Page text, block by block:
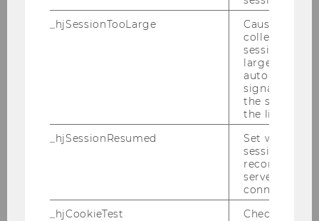
Vorständinnen/Department-​Vorstände wer­den
an­stel­le der bis­he­ri­gen Vor­stän­din­nen/Vor­stän­
de und Stell­ver­tre­ter/innen der je­wei­li­gen De­
part­ments für die Funk­ti­ons­pe­ri­ode ab
01.01.2020 bis 31.12.2021 gemäß § 3 der Richt­li­
Department
Department-Vorständin/
Stellvertretende Department-
_hjSessionTooLarge
Causes
collecting
session
large.
automatically
signal from
the session
the limit.
_hjSessionResumed
Set when a
session/
reconnected
servers after
connection.
_hjCookieTest
Checks to